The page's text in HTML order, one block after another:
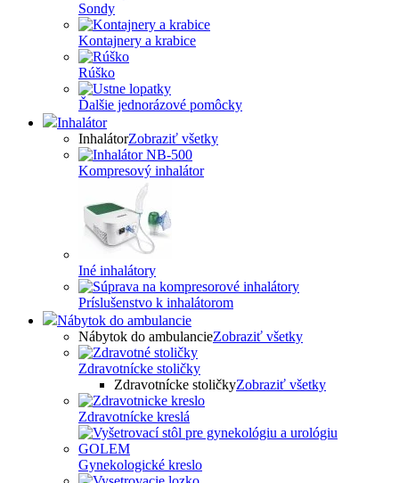
Sondy
Kontajnery a krabice
Rúško
Ďalšie jednorázové pomôcky
Inhalátor
InhalátorZobraziť všetky
Kompresový inhalátor
Iné inhalátory
Príslušenstvo k inhalátorom
Nábytok do ambulancie
Nábytok do ambulancieZobraziť všetky
Zdravotnícke stoličky
Zdravotnícke stoličkyZobraziť všetky
Zdravotnícke kreslá
Gynekologické kreslo